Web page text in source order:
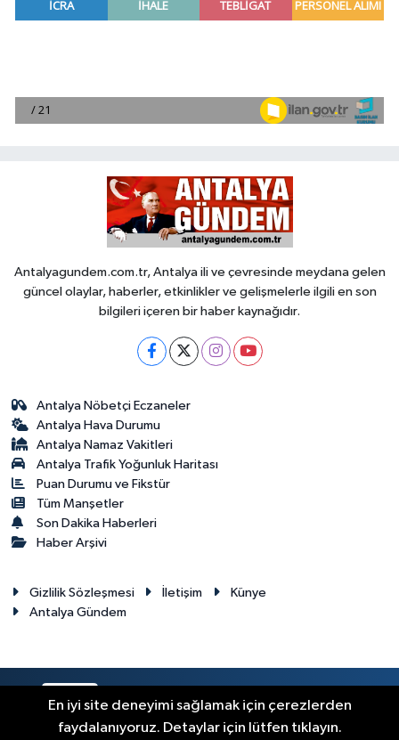
Antalyagundem.com.tr, Antalya ili ve çevresinde meydana gelen
güncel olaylar, haberler, etkinlikler ve gelişmelerle ilgili en son
bilgileri içeren bir haber kaynağıdır.
Antalya Nöbetçi Eczaneler
Antalya Hava Durumu
Antalya Namaz Vakitleri
Antalya Trafik Yoğunluk Haritası
Puan Durumu ve Fikstür
Tüm Manşetler
Son Dakika Haberleri
Haber Arşivi
Gizlilik Sözleşmesi İletişim
Künye
Antalya Gündem
En iyi site deneyimi sağlamak için çerezlerden
faydalanıyoruz. Detaylar için lütfen tıklayın.